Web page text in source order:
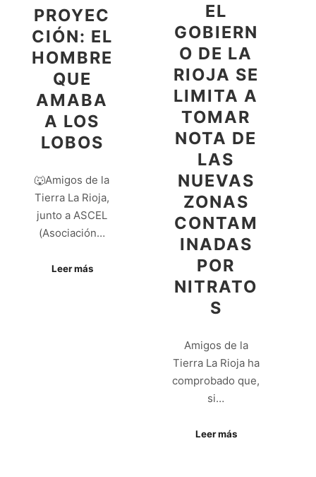
PROYEC
CIÓN: EL
HOMBRE
QUE
AMABA
A LOS
LOBOS
🐺Amigos de la
Tierra La Rioja,
junto a ASCEL
(Asociación…
Leer más
EL
GOBIERN
O DE LA
RIOJA SE
LIMITA A
TOMAR
NOTA DE
LAS
NUEVAS
ZONAS
CONTAM
INADAS
POR
NITRATO
S
Amigos de la
Tierra La Rioja ha
comprobado que,
si…
Leer más